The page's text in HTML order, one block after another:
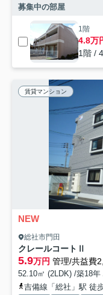
募集中の部屋
1階
4.8万
1階 /
賃貸マンション
NEW
総社市門田
クレールコートⅡ
5.9万円 管理/共益費
52.10㎡ (2LDK) /築18年
吉備線「総社」駅 徒